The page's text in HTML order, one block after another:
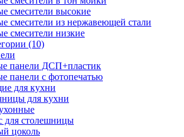
смесители высокие
смесители из нержавеющей стали
смесители низкие
(10)
панели ДСП+пластик
панели с фотопечатью
для кухни
для кухни
для столешницы
цоколь